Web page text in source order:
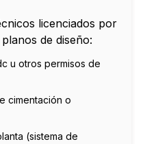
licenciados por
de diseño:
u otros permisos de
cimentación o
(sistema de